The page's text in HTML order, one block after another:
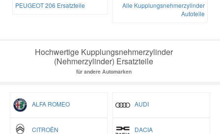
PEUGEOT 206 Ersatzteile
Alle Kupplungsnehmerzylinder
Autoteile
Hochwertige Kupplungsnehmerzylinder
(Nehmerzylinder) Ersatzteile
für andere Automarken
ALFA ROMEO AUDI
CITROËN DACIA